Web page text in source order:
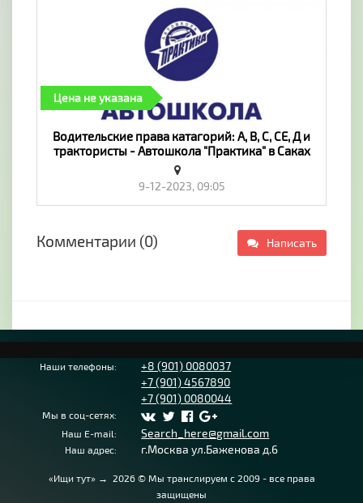
Цена не указана
Водительские права катагорий: А, В, С, СЕ, Д и
трактористы - Автошкола "Практика" в Саках
Саки № 1992353 - «Предложение услуг,
Обучение»
9-12-2023, 09:05
Комментарии (0) Написать
Наши телефоны:
+8 (901) 0080037
+7 (901) 4567890
+7 (901) 0080044
Мы в соц-сетях:
Наш E-mail:
Search_here@gmail.com
Наш адрес: г.Москва ул.Баженова д.6
«Ищи тут» → 2026© Мы транслируем с 2009 - все права
защищены